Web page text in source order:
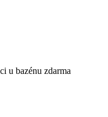
u bazénu zdarma